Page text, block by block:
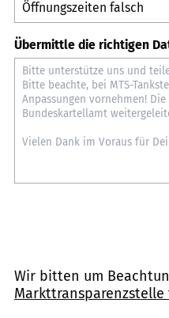
Übermittle die richtigen
Wir bitten um
Markttransparenzstelle